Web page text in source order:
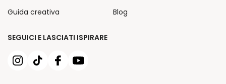
SEGUICI E LASCIATI ISPIRARE
Guida creativa
Blog